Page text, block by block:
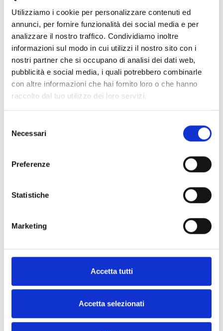
Utilizziamo i cookie per personalizzare contenuti ed
annunci, per fornire funzionalità dei social media e per
analizzare il nostro traffico. Condividiamo inoltre
informazioni sul modo in cui utilizzi il nostro sito con i
nostri partner che si occupano di analisi dei dati web,
pubblicità e social media, i quali potrebbero combinarle
con altre informazioni che hai fornito loro o che hanno
raccolto dal tuo utilizzo dei loro servizi.
delNecessari
Preferenze
Statistiche
Marketing
Accetta tutti
Accetta selezionati
nKey